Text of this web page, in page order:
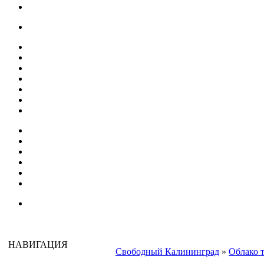
НАВИГАЦИЯ
Свободный Калининград » Облако